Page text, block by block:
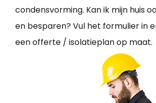
condensvorming. Kan ik mijn huis
en besparen? Vul het formulier in
een offerte / isolatieplan op maat.